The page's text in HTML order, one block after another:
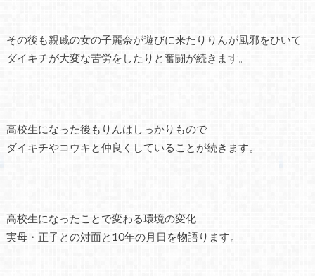
その後も親戚の女の子麗奈が遊びに来たりりんが風邪をひいて
ダイキチが大変な苦労をしたりと奮闘が続きます。
高校生になった後もりんはしっかりもので
ダイキチやコウキと仲良くしていることが続きます。
高校生になったことで変わる環境の変化
実母・正子との対面と10年の月日を物語ります。